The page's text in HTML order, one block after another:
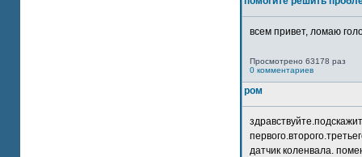
всем привет, ломаю
Просмотрено 63178 раз
0 комментариев
ром
датчик коленвала.